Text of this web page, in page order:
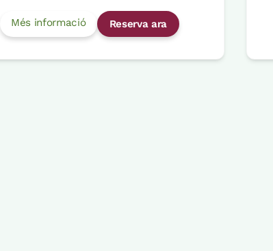
Més informació Reserva ara